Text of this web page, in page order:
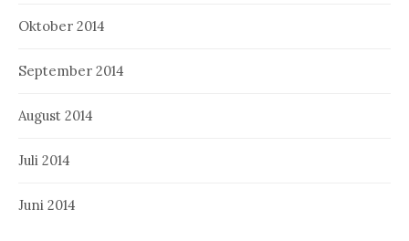
Oktober 2014
September 2014
August 2014
Juli 2014
Juni 2014